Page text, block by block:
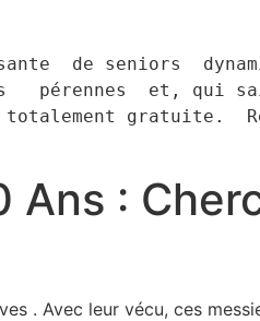
pérennes  et, qui
gratuite.
Ans :
. Avec leur vécu, ces